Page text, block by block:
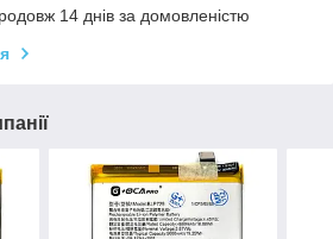
14 днів за домовленістю